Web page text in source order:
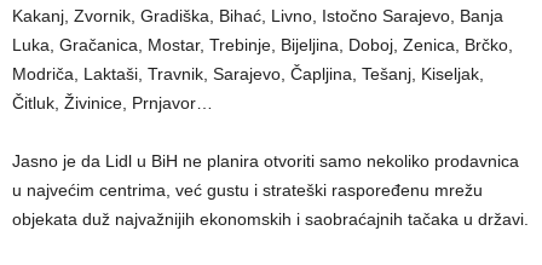
Kakanj, Zvornik, Gradiška, Bihać, Livno, Istočno Sarajevo, Banja
Luka, Gračanica, Mostar, Trebinje, Bijeljina, Doboj, Zenica, Brčko,
Modriča, Laktaši, Travnik, Sarajevo, Čapljina, Tešanj, Kiseljak,
Čitluk, Živinice, Prnjavor…
Jasno je da Lidl u BiH ne planira otvoriti samo nekoliko prodavnica
u najvećim centrima, već gustu i strateški raspoređenu mrežu
objekata duž najvažnijih ekonomskih i saobraćajnih tačaka u državi.